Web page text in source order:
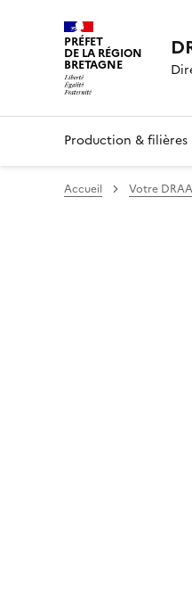
PRÉFET
DE LA RÉGION
BRETAGNE
Production & filières
Accueil Votre